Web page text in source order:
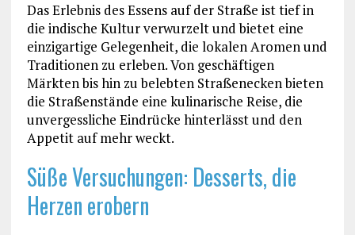
Das Erlebnis des Essens auf der Straße ist tief in
die indische Kultur verwurzelt und bietet eine
einzigartige Gelegenheit, die lokalen Aromen und
Traditionen zu erleben. Von geschäftigen
Märkten bis hin zu belebten Straßenecken bieten
die Straßenstände eine kulinarische Reise, die
unvergessliche Eindrücke hinterlässt und den
Appetit auf mehr weckt.
Süße Versuchungen: Desserts, die
Herzen erobern